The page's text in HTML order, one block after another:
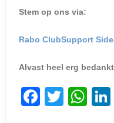
Stem op ons via:
Rabo ClubSupport
Alvast heel erg
F
T
W